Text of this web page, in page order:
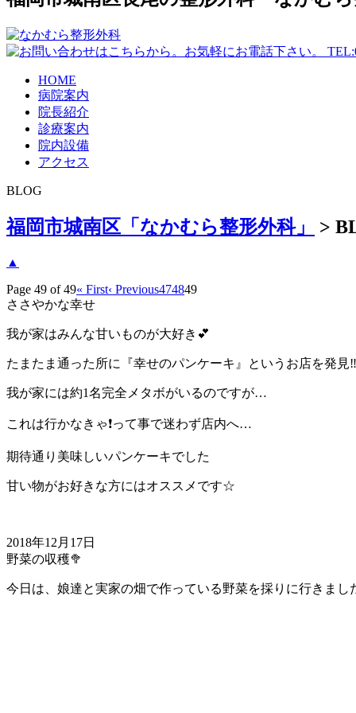
HOME
病院案内
院長紹介
診療案内
院内設備
アクセス
BLOG
福岡市城南区「なかむら整形外科」 >
▲
Page 49 of 49« First‹ Previous474849
ささやかな幸せ
我が家はみんな甘いものが大好き💕
たまたま通った所に『幸せのパンケーキ』というお店を発見‼️
我が家には約1名完全メタボがいるのですが…
これは行かなきゃ❗️って事で迷わず店内へ…
期待通り美味しいパンケーキでした
甘い物がお好きな方にはオススメです☆
2018年12月17日
野菜の収穫🥦
今日は、娘達と実家の畑で作っている野菜を採りに行きまし